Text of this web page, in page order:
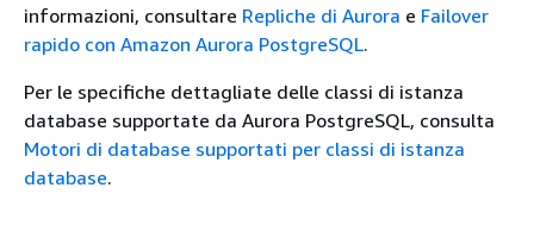
informazioni, consultare Repliche di Aurora e Failover
rapido con Amazon Aurora PostgreSQL.
Per le specifiche dettagliate delle classi di istanza
database supportate da Aurora PostgreSQL, consulta
Motori di database supportati per classi di istanza
database.